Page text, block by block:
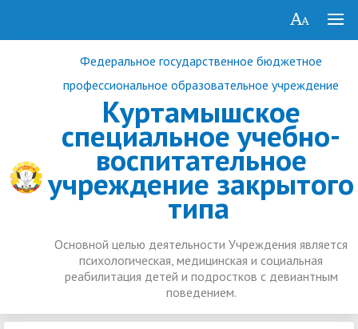
Федеральное государственное бюджетное
профессиональное образовательное учреждение
Куртамышское
специальное учебно-
воспитательное
учреждение закрытого
типа
Основной целью деятельности Учреждения является
психологическая, медицинская и социальная
реабилитация детей и подростков с девиантным
поведением.